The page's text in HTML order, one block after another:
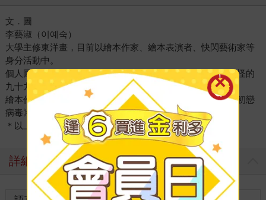
文．圖
李藝淑（이예숙）
大學主修東洋畫，目前以繪本作家、繪本表演者、快閃藝術家等
身分活動中。
個人圖文創作有《奇怪的動物園》、《一起玩吧？》、《奇怪的
九十九》等作品。
繪本作品有《艾薩克．牛頓》、《媽媽消失的那一天》、《初戀
病毒》等。
＊以上書名為暫譯。
詳細資料